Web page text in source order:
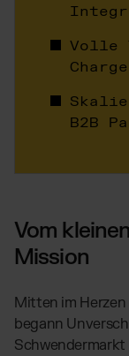
Volle
B2B
Vom
Mission
Mitten im Herzen
begann